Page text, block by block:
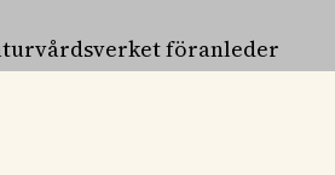
föranleder
både rörande
Tester som har
att mössen inte dör